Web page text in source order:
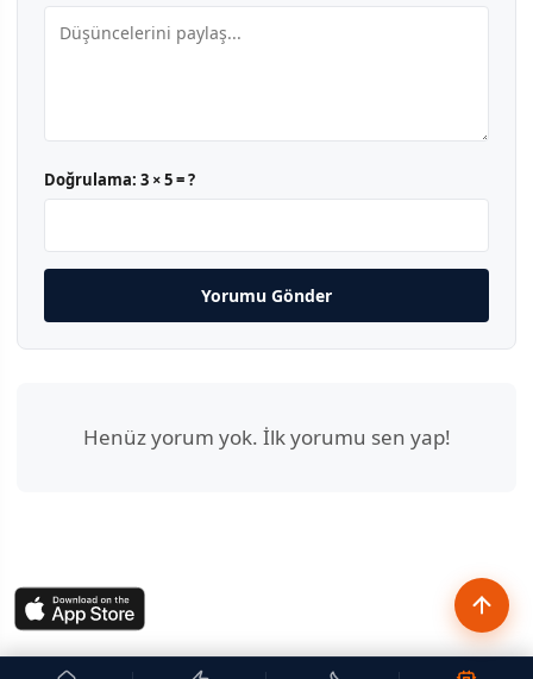
Doğrulama: 3 × 5 = ?
Yorumu Gönder
Henüz yorum yok. İlk yorumu sen yap!